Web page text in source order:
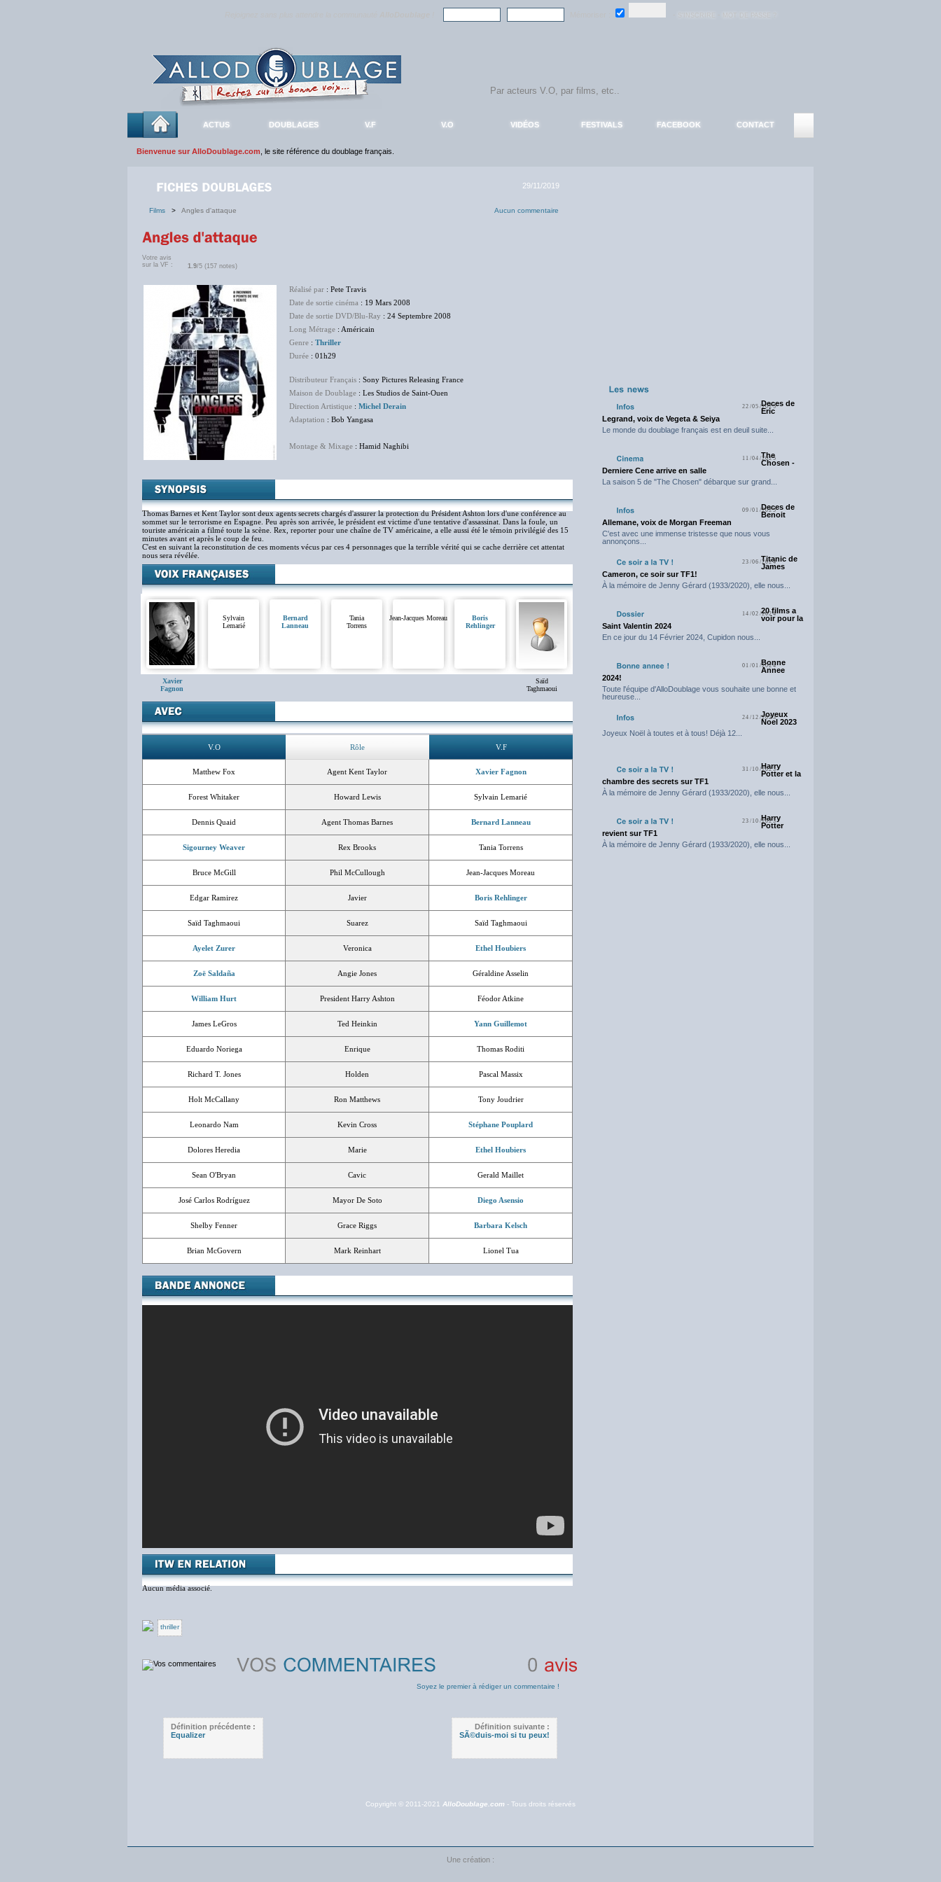
ACTUS DOUBLAGES V.F V.O VIDÉOS FESTIVALS FACEBOOK CONTACT
Bienvenue sur AlloDoublage.com , le site référence du doublage français.
29/11/2019
Films > Angles d'attaque Aucun commentaire
Votre avis
sur la VF :
1.9/5 (157 notes)
Réalisé par : Pete Travis
Date de sortie cinéma : 19 Mars 2008
Date de sortie DVD/Blu-Ray : 24 Septembre 2008
Long Métrage : Américain
Genre : Thriller
Durée : 01h29
Distributeur Français : Sony Pictures Releasing France
Maison de Doublage : Les Studios de Saint-Ouen
Direction Artistique : Michel Derain
Adaptation : Bob Yangasa
Montage & Mixage : Hamid Naghibi
Thomas Barnes et Kent Taylor sont deux agents secrets chargés d'assurer la protection du Président Ashton lors d'une conférence au
sommet sur le terrorisme en Espagne. Peu après son arrivée, le président est victime d'une tentative d'assassinat. Dans la foule, un
touriste américain a filmé toute la scène. Rex, reporter pour une chaîne de TV américaine, a elle aussi été le témoin privilégié des 15
minutes avant et après le coup de feu.
C'est en suivant la reconstitution de ces moments vécus par ces 4 personnages que la terrible vérité qui se cache derrière cet attentat
nous sera révélée.
Xavier
Fagnon
Sylvain
Lemarié
Bernard
Lanneau
Tania
Torrens
Jean-Jacques Moreau
Boris
Rehlinger
Saïd
Taghmaoui
V.O Rôle V.F
Matthew Fox Agent Kent Taylor Xavier Fagnon
Forest Whitaker Howard Lewis Sylvain Lemarié
Dennis Quaid Agent Thomas Barnes Bernard Lanneau
Sigourney Weaver Rex Brooks Tania Torrens
Bruce McGill Phil McCullough Jean-Jacques Moreau
Edgar Ramirez Javier Boris Rehlinger
Saïd Taghmaoui Suarez Saïd Taghmaoui
Ayelet Zurer Veronica Ethel Houbiers
Zoë Saldaña Angie Jones Géraldine Asselin
William Hurt President Harry Ashton Féodor Atkine
James LeGros Ted Heinkin Yann Guillemot
Eduardo Noriega Enrique Thomas Roditi
Richard T. Jones Holden Pascal Massix
Holt McCallany Ron Matthews Tony Joudrier
Leonardo Nam Kevin Cross Stéphane Pouplard
Dolores Heredia Marie Ethel Houbiers
Sean O'Bryan Cavic Gerald Maillet
José Carlos Rodríguez Mayor De Soto Diego Asensio
Shelby Fenner Grace Riggs Barbara Kelsch
Brian McGovern Mark Reinhart Lionel Tua
Aucun média associé.
thriller
Soyez le premier à rédiger un commentaire !
Définition précédente :
Equalizer
Définition suivante :
SÃ©duis-moi si tu peux!
22/05/2025Deces de
Eric
Legrand, voix de Vegeta & Seiya
Le monde du doublage français est en deuil suite...
11/04/2025
The
Chosen -
Derniere Cene arrive en salle
La saison 5 de "The Chosen" débarque sur grand...
09/01/2025Deces de
Benoit
Allemane, voix de Morgan Freeman
C'est avec une immense tristesse que nous vous
annonçons...
23/06/2024Titanic de
James
Cameron, ce soir sur TF1!
À la mémoire de Jenny Gérard (1933/2020), elle nous...
14/02/202420 films a
voir pour la
Saint Valentin 2024
En ce jour du 14 Février 2024, Cupidon nous...
01/01/2024
Bonne
Annee
2024!
Toute l'équipe d'AlloDoublage vous souhaite une bonne et
heureuse...
24/12/2023
Joyeux
Noel 2023
Joyeux Noël à toutes et à tous! Déjà 12...
31/10/2023
Harry
Potter et la
chambre des secrets sur TF1
À la mémoire de Jenny Gérard (1933/2020), elle nous...
23/10/2023
Harry
Potter
revient sur TF1
À la mémoire de Jenny Gérard (1933/2020), elle nous...
Copyright © 2011-2021 AlloDoublage.com - Tous droits réservés
Une création :